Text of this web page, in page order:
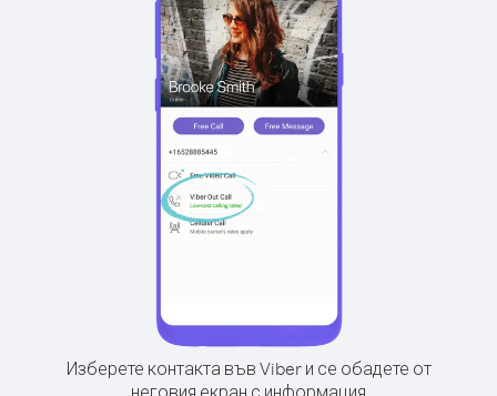
Изберете контакта във Viber и се обадете от
неговия екран с информация